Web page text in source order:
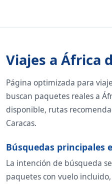
Viajes a África
Página optimizada para
buscan paquetes reales a
disponible, rutas
Caracas.
Búsquedas principales
La intención de búsqueda
paquetes con vuelo